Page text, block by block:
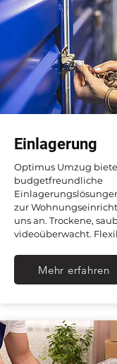
Einlagerung
Optimus Umzug
budgetfreundliche
zur
uns an. Trockene,
videoüberwacht.
Mehr erfahren